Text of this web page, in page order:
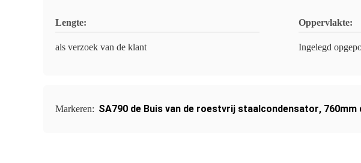
Lengte:
als verzoek van de klant
Oppervlakte:
Ingelegd
Markeren: SA790 de Buis van de roestvrij staalcondensator, 760mm